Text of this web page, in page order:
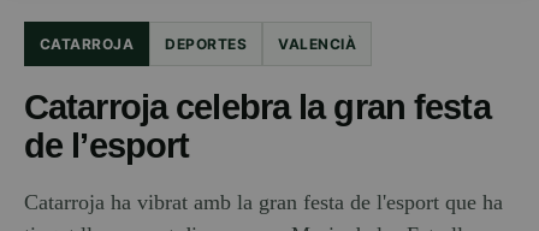
CATARROJA DEPORTES VALENCIÀ
Catarroja celebra la gran festa
de l’esport
Catarroja ha vibrat amb la gran festa de l'esport que ha